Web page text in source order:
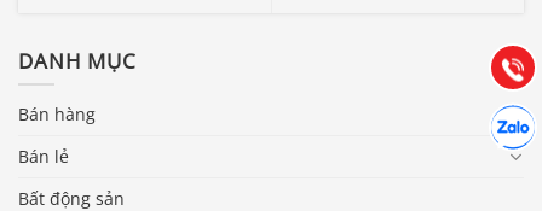
DANH MỤC
Bán hàng
Bán lẻ
Bất động sản
Gọi
(028) 22.166.144
Chát